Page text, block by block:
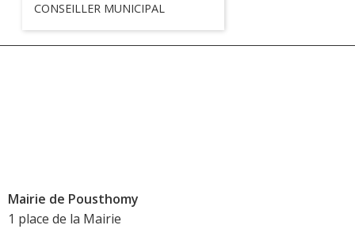
CONSEILLER MUNICIPAL
Mairie de Pousthomy
1 place de la Mairie